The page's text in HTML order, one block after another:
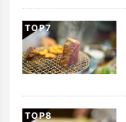
TOP
TOP